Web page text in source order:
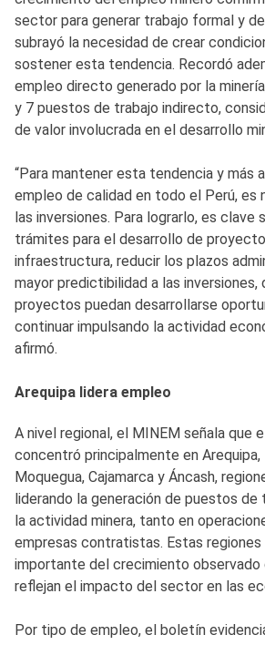
sector para generar trabajo formal y
subrayó la necesidad de crear
sostener esta tendencia. Recordó
empleo directo generado por la
y 7 puestos de trabajo indirecto,
de valor involucrada en el desarrollo
“Para mantener esta tendencia y más
empleo de calidad en todo el Perú, es
las inversiones. Para lograrlo, es clave
trámites para el desarrollo de
infraestructura, reducir los plazos
mayor predictibilidad a las inversiones,
proyectos puedan desarrollarse
continuar impulsando la actividad
afirmó.
Arequipa lidera empleo
A nivel regional, el MINEM señala que
concentró principalmente en Arequipa,
Moquegua, Cajamarca y Áncash,
liderando la generación de puestos de
la actividad minera, tanto en
empresas contratistas. Estas regiones
importante del crecimiento observado
reflejan el impacto del sector en las
Por tipo de empleo, el boletín